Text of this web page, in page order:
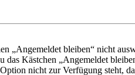
„Angemeldet bleiben“ nicht
das Kästchen „Angemeldet
nicht zur Verfügung steht,